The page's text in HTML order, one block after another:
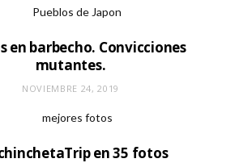
en barbecho. Convicciones
mutantes.
NOVIEMBRE 24, 2019
en 35 fotos